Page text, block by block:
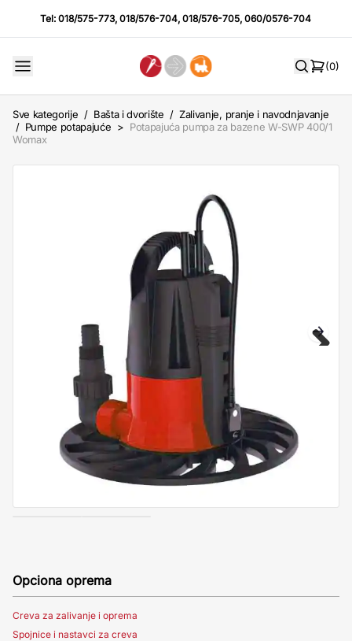
Tel:018/575-773,018/576-704,018/576-705,060/0576-704
(0)
Sve kategorije / Bašta i dvorište / Zalivanje, pranje i navodnjavanje
/ Pumpe potapajuće > Potapajuća pumpa za bazene W-SWP 400/1
Womax
Opciona oprema
Creva za zalivanje i oprema
Spojnice i nastavci za creva